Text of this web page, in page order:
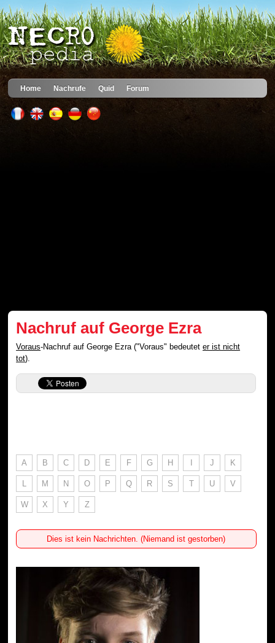
Home Nachrufe Quid Forum
Nachruf auf George Ezra
Voraus-Nachruf auf George Ezra ("Voraus" bedeuteter ist nicht
tot).
A B C D E F G H I J K
L M N O P Q R S T U V
W X Y Z
Dies ist kein Nachrichten. (Niemand ist gestorben)